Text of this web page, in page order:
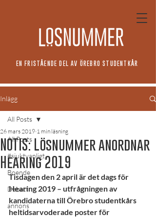
EN FRISTÅENDE DEL AV ÖREBRO STUDENTKÅR
Inlägg
All Posts
#sjuktvanligt
Boende
Debatt
annons
All Posts
NOTIS: Lösnummer anordnar
Hearing 2019
26 mars 2019 1 min läsning
Tisdagen den 2 april är det dags för
Hearing 2019 – utfrågningen av
kandidaterna till Örebro studentkårs
heltidsarvoderade poster för